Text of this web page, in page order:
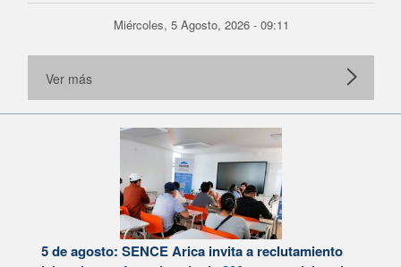
Miércoles, 5 Agosto, 2026 - 09:11
Ver más
5 de agosto: SENCE Arica invita a reclutamiento